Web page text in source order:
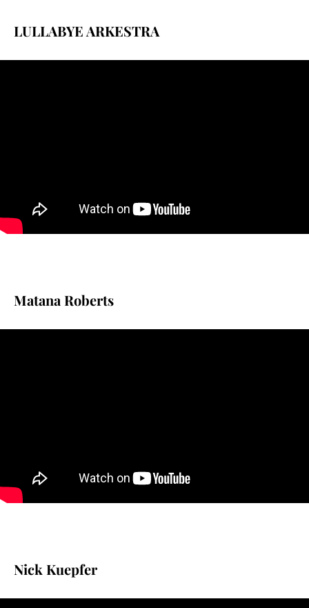
LULLABYE ARKESTRA
Matana Roberts
Nick Kuepfer